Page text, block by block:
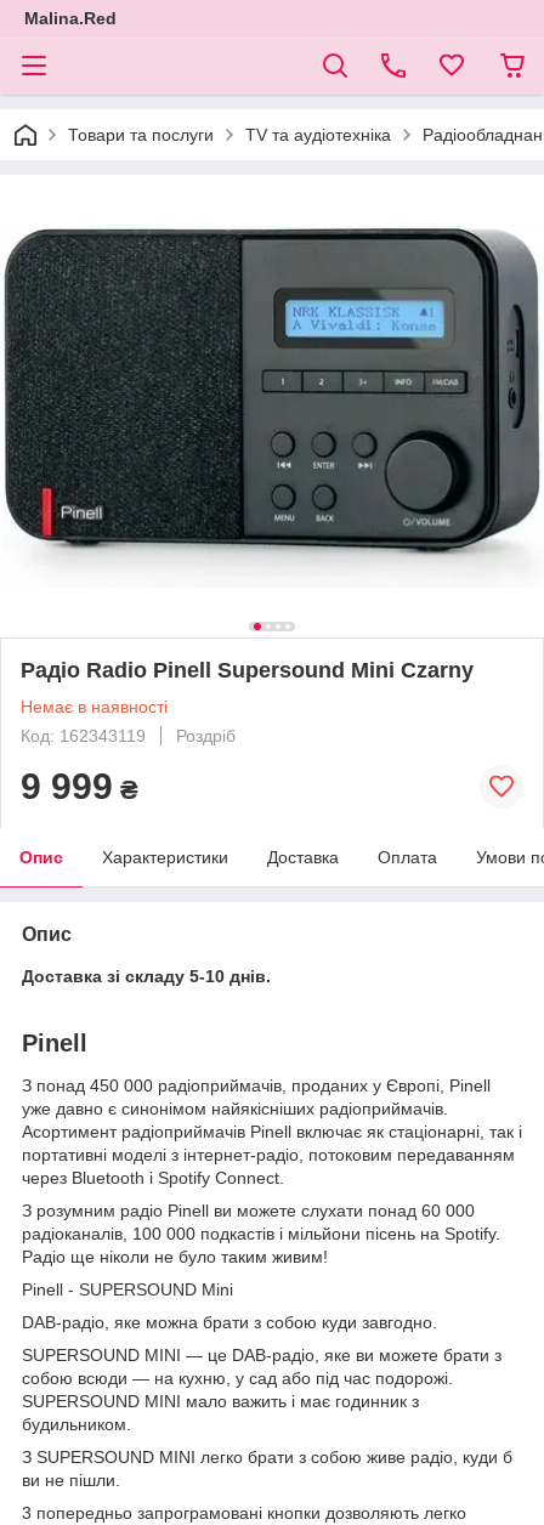
Malina.Red
Товари та послуги TV та аудіотехніка
Радіо Radio Pinell Supersound Mini Czarny
Немає в наявності
Код: 162343119
Роздріб
9 999 ₴
Опис Характеристики Доставка Оплата Умови
Опис
Доставка зі складу 5-10 днів.
Pinell
З понад 450 000 радіоприймачів, проданих у Європі, Pinell
уже давно є синонімом найякісніших радіоприймачів.
Асортимент радіоприймачів Pinell включає як стаціонарні, так і
портативні моделі з інтернет-радіо, потоковим передаванням
через Bluetooth і Spotify Connect.
З розумним радіо Pinell ви можете слухати понад 60 000
радіоканалів, 100 000 подкастів і мільйони пісень на Spotify.
Радіо ще ніколи не було таким живим!
Pinell - SUPERSOUND Mini
DAB-радіо, яке можна брати з собою куди завгодно.
SUPERSOUND MINI — це DAB-радіо, яке ви можете брати з
собою всюди — на кухню, у сад або під час подорожі.
SUPERSOUND MINI мало важить і має годинник з
будильником.
З SUPERSOUND MINI легко брати з собою живе радіо, куди б
ви не пішли.
3 попередньо запрограмовані кнопки дозволяють легко